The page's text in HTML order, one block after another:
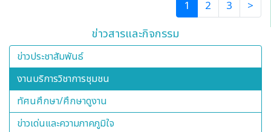
มหาวิทยาลัยเชียงใหม่ โดยมี ดร.นฤพนธ์ ด้วงวิเศษ หัวหน้า
กลุ่มงานวิจัยและพัฒนาศูนย์มานุษยวิทยาสิรินธร (องค์การ
มหาชน) เป็นผู้กล่าวปาฐกถา เรื่อง มานุษยวิทยาทัศนา การ
ศึกษาวัฒนธรรมยุคดิจิทัล" พร้อมด้วยคณะวิทยากร ผู้ทรง
คุณวุฒิ ได้นำเสนอโครงการ บรรยาย และนำเสนอข้อมูล
โครงการด้านมานุษยวิทยาภายใต้โครงการดังกล่าว ในวันที่ 31
สิงหาคม 2562 ณ ห้องประชุม สำนักส่งเสริมศิลปวัฒนธรรม
มหาวิทยาลัยเชียงใหม่
1 (current)
2 3 >
ข่าวสารและกิจกรรม
ข่าวประชาสัมพันธ์
งานบริการวิชาการชุมชน
ทัศนศึกษา/ศึกษาดูงาน
ข่าวเด่นและความภาคภูมิใจ